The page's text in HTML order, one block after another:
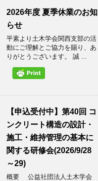
2026年度 夏季休業のお知
らせ
平素より土木学会関西支部の活
動にご理解とご協力を賜り、あ
りがとうございます。 誠 ...
【申込受付中】第40回 コ
ンクリート構造の設計・
施工・維持管理の基本に
関する研修会(2026/9/28
～29)
概要 公益社団法人土木学会